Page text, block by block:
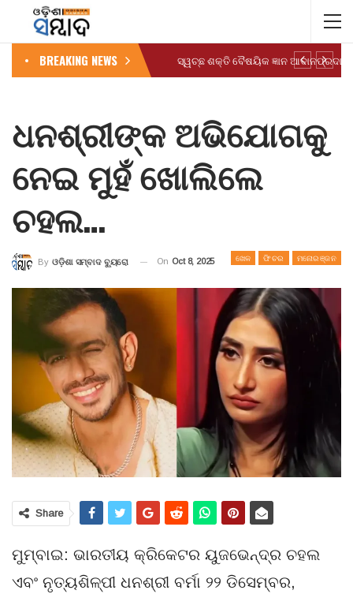
BREAKING NEWS
ଧନଶ୍ରୀଙ୍କ ଅଭିଯୋଗକୁ
ନେଇ ମୁହଁ ଖୋଲିଲେ
ଚହଲ…
ଖେଳ ଫିଚର ମନୋରଞ୍ଜନ
By ଓଡ଼ିଶା ସମ୍ବାଦ ବ୍ୟୁରୋ On Oct 8, 2025
Share
ମୁମ୍ବାଇ: ଭାରତୀୟ କ୍ରିକେଟର ୟୁଜଭେନ୍ଦ୍ର ଚହଲ
ଏବଂ ନୃତ୍ୟଶିଳ୍ପୀ ଧନଶ୍ରୀ ବର୍ମା ୨୨ ଡିସେମ୍ବର,